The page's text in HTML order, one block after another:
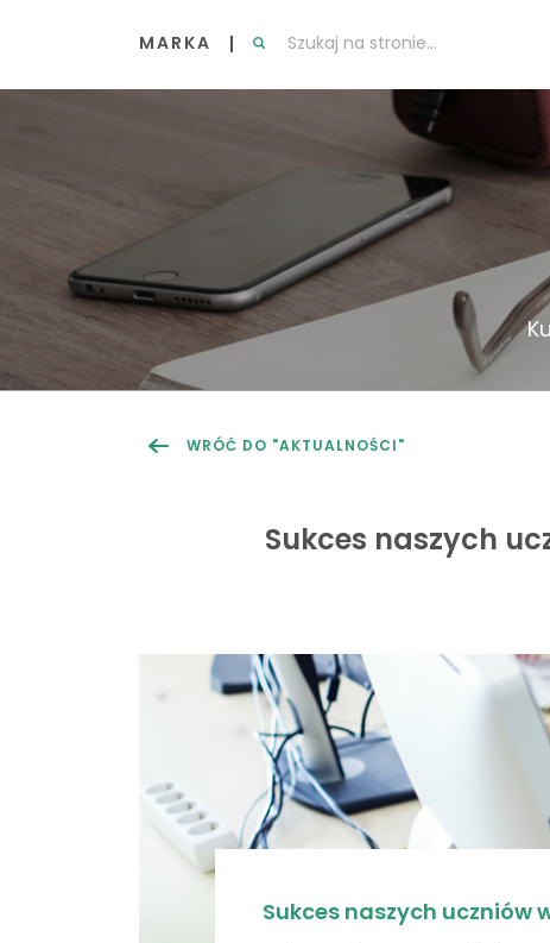
MARKA
WRÓĆ DO "AKTUALNOŚCI"
Sukces naszych
Sukces naszych uczniów